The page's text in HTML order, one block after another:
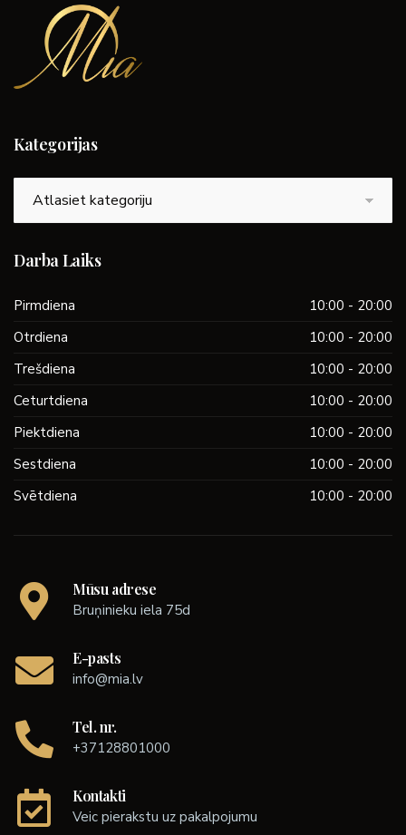
Kategorijas
Darba Laiks
Pirmdiena
10:00 - 20:00
Otrdiena
10:00 - 20:00
Trešdiena
10:00 - 20:00
Ceturtdiena
10:00 - 20:00
Piektdiena
10:00 - 20:00
Sestdiena
10:00 - 20:00
Svētdiena
10:00 - 20:00
Mūsu adrese
Bruņinieku iela 75d
E-pasts
info@mia.lv
Tel. nr.
+37128801000
Kontakti
Veic pierakstu uz pakalpojumu